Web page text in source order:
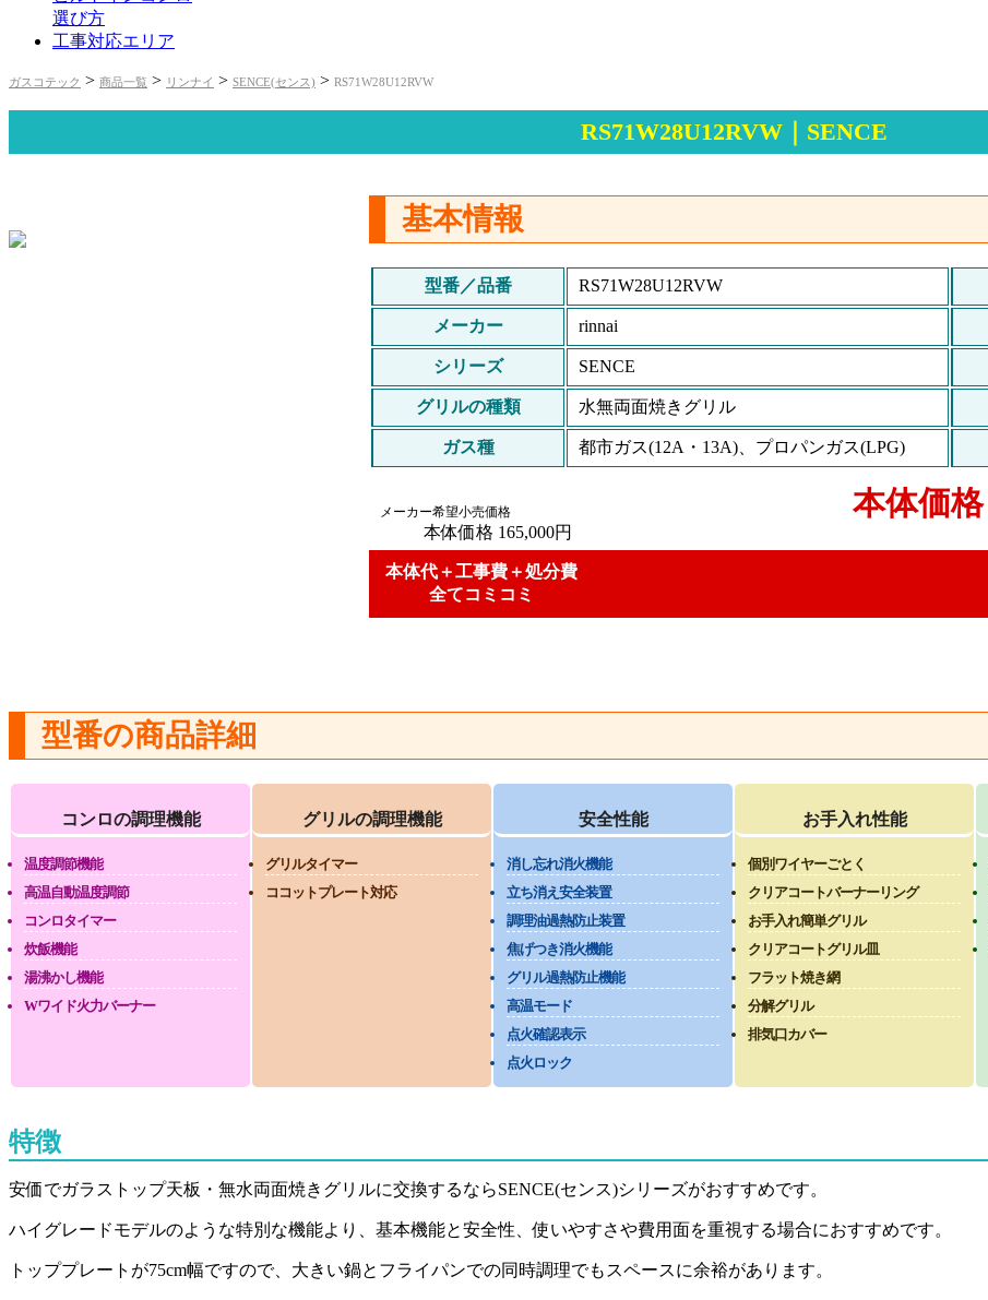
選び方
工事対応エリア
ガスコテック > 商品一覧 > リンナイ > SENCE(センス) > RS71W28U12RVW
RS71W28U12RVW｜SENCE
基本情報
型番／品番 RS71W28U12RVW
メーカー rinnai
シリーズ SENCE
グリルの種類 水無両面焼きグリル
ガス種 都市ガス(12A・13A)、プロパンガス(LPG)
メーカー希望小売価格
本体価格 165,000円
本体価格
本体代＋工事費＋処分費
全てコミコミ
型番の商品詳細
コンロの調理機能
温度調節機能
高温自動温度調節
コンロタイマー
炊飯機能
湯沸かし機能
Wワイド火力バーナー
グリルの調理機能
グリルタイマー
ココットプレート対応
安全性能
消し忘れ消火機能
立ち消え安全装置
調理油過熱防止装置
焦げつき消火機能
グリル過熱防止機能
高温モード
点火確認表示
点火ロック
お手入れ性能
個別ワイヤーごとく
クリアコートバーナーリング
お手入れ簡単グリル
クリアコートグリル皿
フラット焼き網
分解グリル
排気口カバー
特徴
安価でガラストップ天板・無水両面焼きグリルに交換するならSENCE(センス)シリーズがおすすめです。
ハイグレードモデルのような特別な機能より、基本機能と安全性、使いやすさや費用面を重視する場合におすすめです。
トッププレートが75cm幅ですので、大きい鍋とフライパンでの同時調理でもスペースに余裕があります。